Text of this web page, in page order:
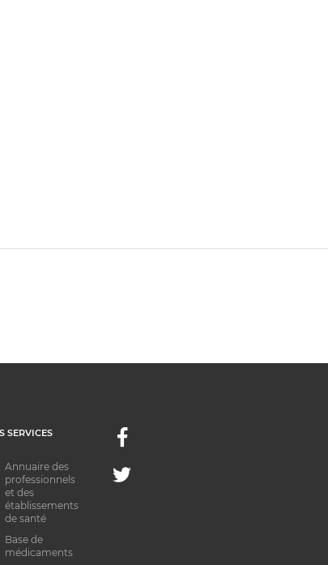
SERVICES
Annuaire des
professionnels
et des
établissements
de santé
Base de
médicaments
Facebook
Twitter